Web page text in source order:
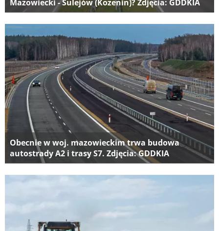
Mazowiecki - Sulejów (Kozenin)? Zdjęcia: GDDKIA
Obecnie w woj. mazowieckim trwa budowa
autostrady A2 i trasy S7. Zdjęcia: GDDKIA